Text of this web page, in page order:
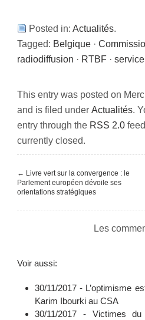
Posted in: Actualités.
Tagged: Belgique ·
radiodiffusion · RTBF ·
This entry was posted on
and is filed under Actualités.
entry through the RSS 2.0
currently closed.
← Livre vert sur la convergence : le
Parlement européen dévoile ses
orientations stratégiques
Les
Voir aussi:
30/11/2017 - L’optimisme
Karim Ibourki au CSA
30/11/2017 - Victimes